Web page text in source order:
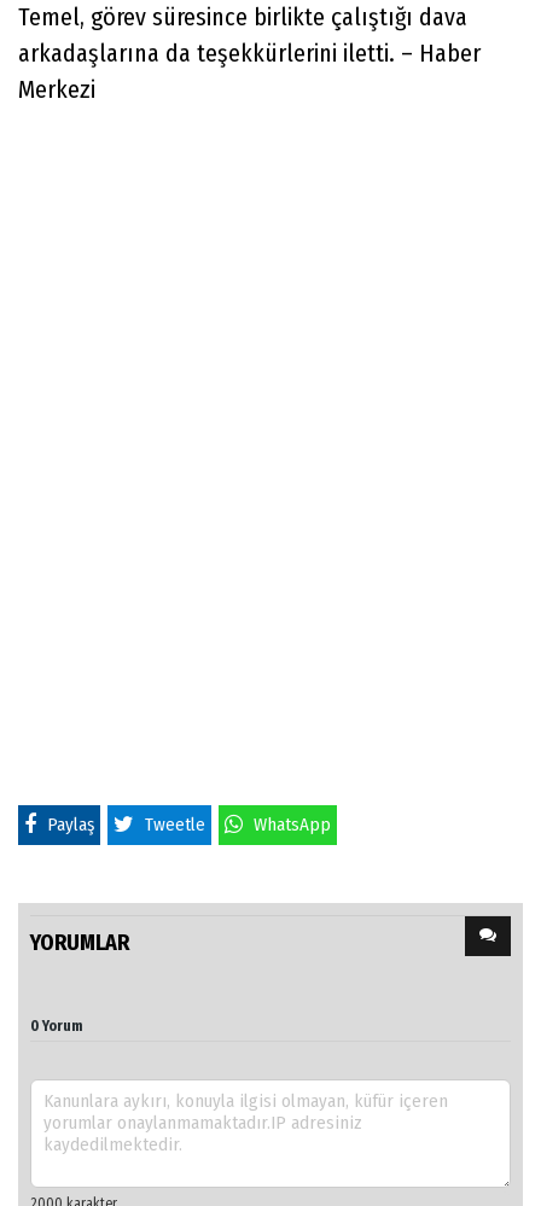
Temel, görev süresince birlikte çalıştığı dava
arkadaşlarına da teşekkürlerini iletti. – Haber
Merkezi
Paylaş Tweetle WhatsApp
YORUMLAR
0 Yorum